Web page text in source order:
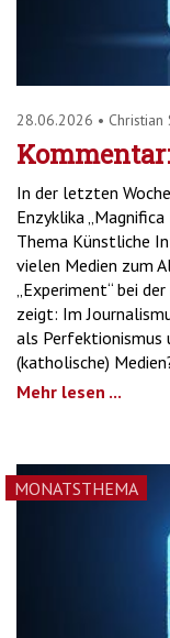
28.06.2026 • Christian
In der letzten
Enzyklika
Thema Künstliche
vielen Medien zum
„Experiment“ bei
zeigt: Im
als Perfektionismus
(katholische)
Mehr lesen ...
MONATSTHEMA